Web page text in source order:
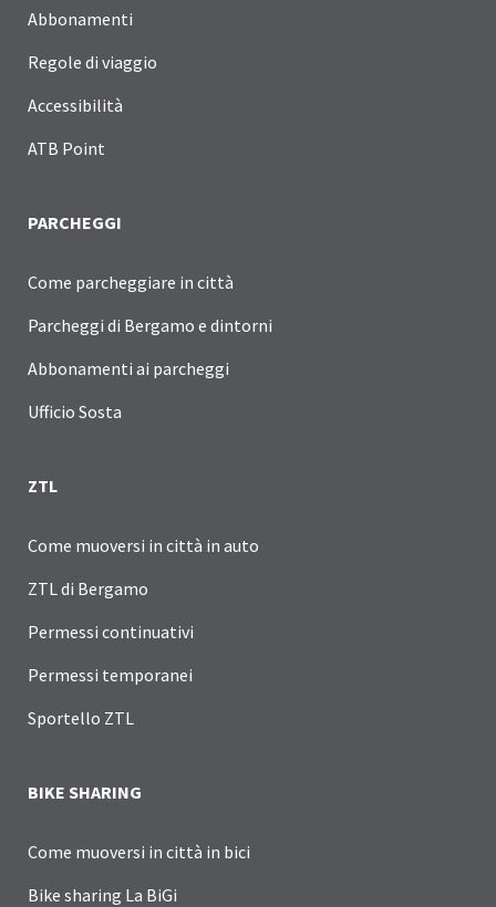
Abbonamenti
Regole di viaggio
Accessibilità
ATB Point
PARCHEGGI
Come parcheggiare in città
Parcheggi di Bergamo e dintorni
Abbonamenti ai parcheggi
Ufficio Sosta
ZTL
Come muoversi in città in auto
ZTL di Bergamo
Permessi continuativi
Permessi temporanei
Sportello ZTL
BIKE SHARING
Come muoversi in città in bici
Bike sharing La BiGi